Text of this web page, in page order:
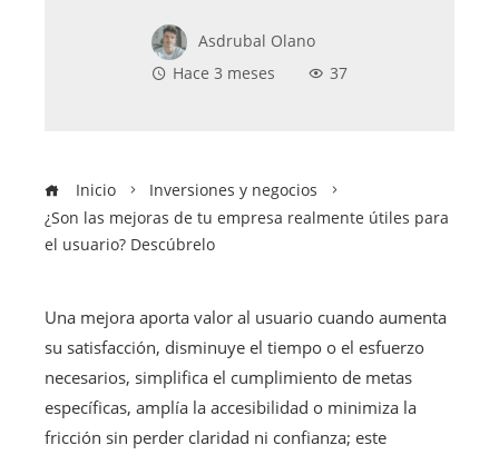
Asdrubal Olano
Hace 3 meses
37
Inicio
Inversiones y negocios
¿Son las mejoras de tu empresa realmente útiles para
el usuario? Descúbrelo
Una mejora aporta valor al usuario cuando aumenta
su satisfacción, disminuye el tiempo o el esfuerzo
necesarios, simplifica el cumplimiento de metas
específicas, amplía la accesibilidad o minimiza la
fricción sin perder claridad ni confianza; este